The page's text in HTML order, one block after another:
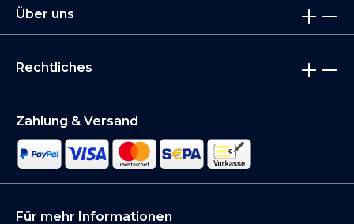
Über uns
Rechtliches
Zahlung & Versand
Für mehr Informationen